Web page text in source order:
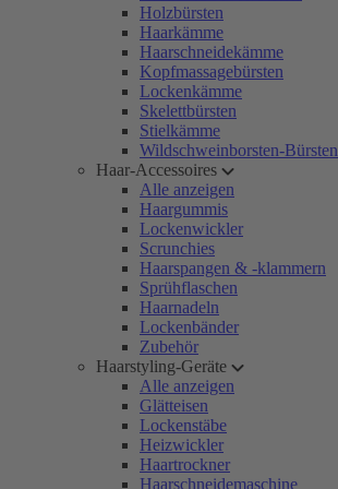
Holzbürsten
Haarkämme
Haarschneidekämme
Kopfmassagebürsten
Lockenkämme
Skelettbürsten
Stielkämme
Wildschweinborsten-Bürsten
Haar-Accessoires
Alle anzeigen
Haargummis
Lockenwickler
Scrunchies
Haarspangen & -klammern
Sprühflaschen
Haarnadeln
Lockenbänder
Zubehör
Haarstyling-Geräte
Alle anzeigen
Glätteisen
Lockenstäbe
Heizwickler
Haartrockner
Haarschneidemaschine